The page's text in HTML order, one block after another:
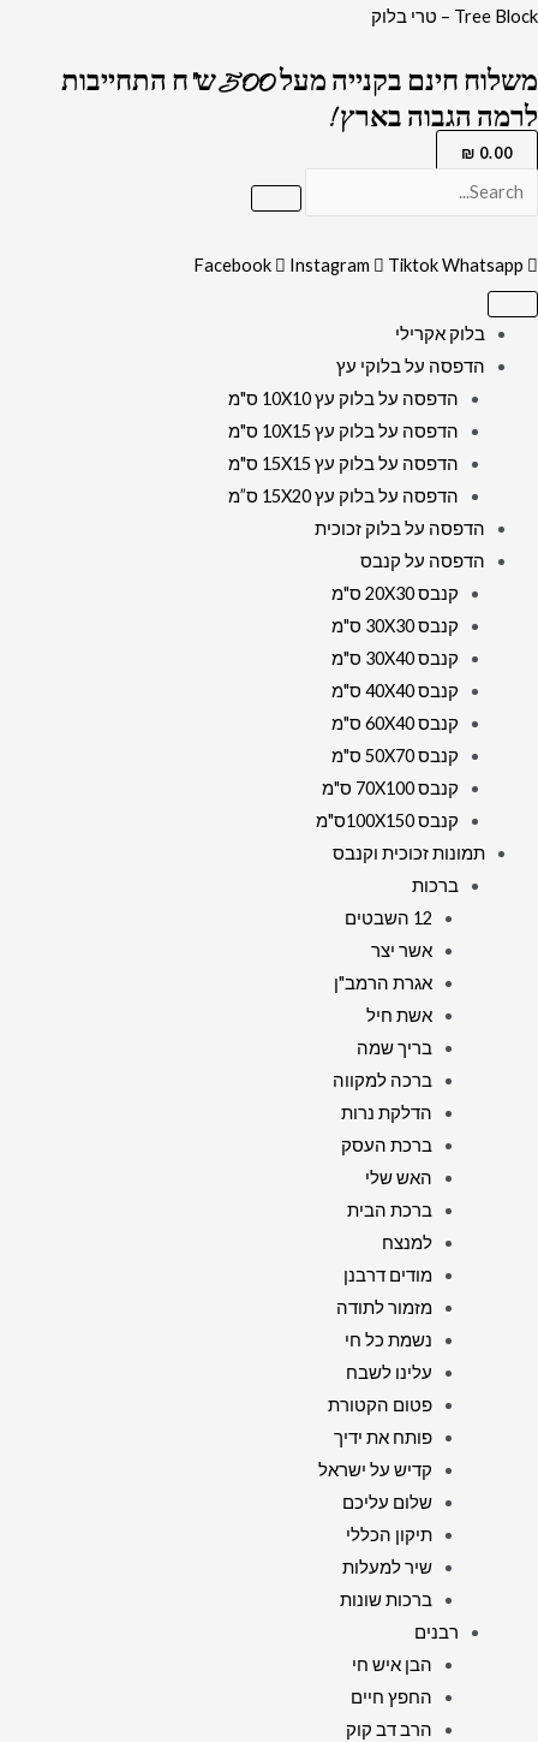
דילוג
Tree Block – טרי בלוק
משלוח חינם בקנייה מעל 500 ש"ח התחייבות
לרמה הגבוה בארץ !
0.00
₪
Facebook Instagram TiktokWhatsapp
בלוק אקרילי
הדפסה על בלוקי עץ
הדפסה על בלוק עץ 10X10 ס"מ
הדפסה על בלוק עץ 10X15 ס"מ
הדפסה על בלוק עץ 15X15 ס"מ
הדפסה על בלוק עץ 15X20 ס”מ
הדפסה על בלוק זכוכית
הדפסה על קנבס
קנבס 20X30 ס"מ
קנבס 30X30 ס"מ
קנבס 30X40 ס"מ
קנבס 40X40 ס"מ
קנבס 60X40 ס"מ
קנבס 50X70 ס"מ
קנבס 70X100 ס"מ
קנבס 100X150ס"מ
תמונות זכוכית וקנבס
ברכות
12 השבטים
אשר יצר
אגרת הרמב"ן
אשת חיל
בריך שמה
ברכה למקווה
הדלקת נרות
ברכת העסק
האש שלי
ברכת הבית
למנצח
מודים דרבנן
מזמור לתודה
נשמת כל חי
עלינו לשבח
פטום הקטורת
פותח את ידיך
קדיש על ישראל
שלום עליכם
תיקון הכללי
שיר למעלות
ברכות שונות
רבנים
הבן איש חי
החפץ חיים
הרב דב קוק
כמות
1243
-
תמונה
שונים
ברכת
הבית
קנבס
זכוכית